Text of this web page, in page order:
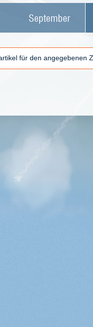
September
für den angegebenen